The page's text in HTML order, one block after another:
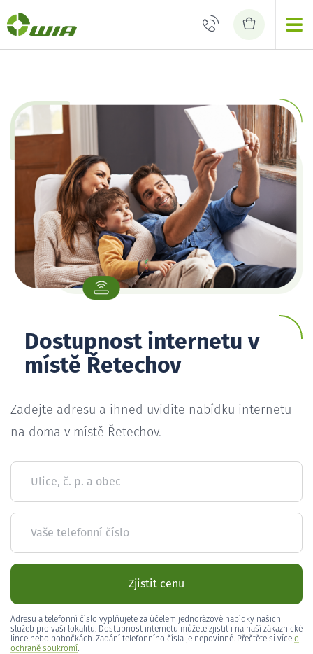
Dostupnost internetu v
místě Řetechov
Zadejte adresu a ihned uvidíte nabídku internetu
na doma v místě Řetechov.
Ulice, č. p. a obec
Vaše telefonní číslo
Zjistit cenu
Adresu a telefonní číslo vyplňujete za účelem jednorázové nabídky našich
služeb pro vaši lokalitu. Dostupnost internetu můžete zjistit i na naší zákaznické
lince nebo pobočkách. Zadání telefonního čísla je nepovinné. Přečtěte si více o
ochraně soukromí.